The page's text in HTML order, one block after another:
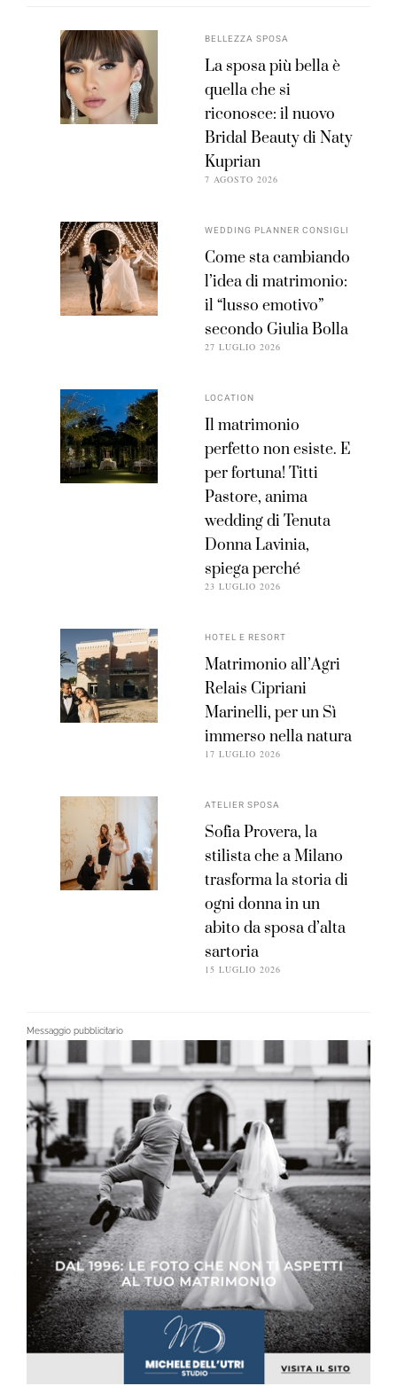
BELLEZZA SPOSA
La sposa più bella è
quella che si
riconosce: il nuovo
Bridal Beauty di Naty
Kuprian
7 AGOSTO 2026
WEDDING PLANNER CONSIGLI
Come sta cambiando
l’idea di matrimonio:
il “lusso emotivo”
secondo Giulia Bolla
27 LUGLIO 2026
LOCATION
Il matrimonio
perfetto non esiste. E
per fortuna! Titti
Pastore, anima
wedding di Tenuta
Donna Lavinia,
spiega perché
23 LUGLIO 2026
HOTEL E RESORT
Matrimonio all’Agri
Relais Cipriani
Marinelli, per un Sì
immerso nella natura
17 LUGLIO 2026
ATELIER SPOSA
Sofia Provera, la
stilista che a Milano
trasforma la storia di
ogni donna in un
abito da sposa d’alta
sartoria
15 LUGLIO 2026
Messaggio pubblicitario